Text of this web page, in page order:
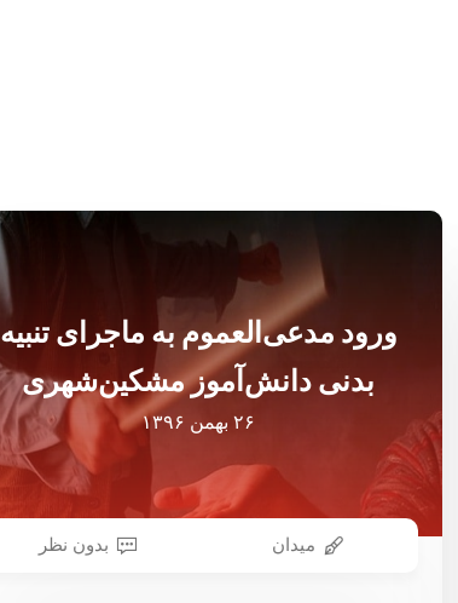
ورود مدعی‌العموم به ماجرای تنبیه
بدنی دانش‌آموز مشکین‌شهری
۲۶ بهمن ۱۳۹۶
میدان بدون نظر